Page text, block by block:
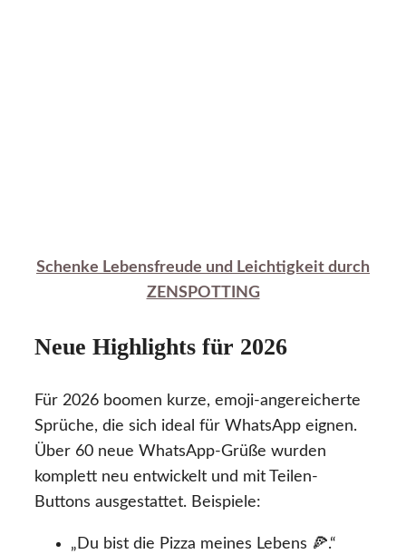
Schenke Lebensfreude und Leichtigkeit durch
ZENSPOTTING
Neue Highlights für 2026
Für 2026 boomen kurze, emoji-angereicherte
Sprüche, die sich ideal für WhatsApp eignen.
Über 60 neue WhatsApp-Grüße wurden
komplett neu entwickelt und mit Teilen-
Buttons ausgestattet. Beispiele:
„Du bist die Pizza meines Lebens 🍕.“